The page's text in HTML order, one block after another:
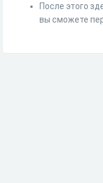
После этого
вы сможете